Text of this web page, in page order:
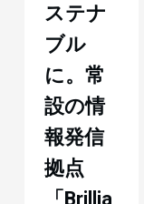
ステナ
ブル
に。常
設の情
報発信
拠点
「Brillia